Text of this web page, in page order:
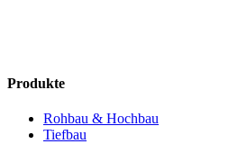
Produkte
Rohbau & Hochbau
Tiefbau